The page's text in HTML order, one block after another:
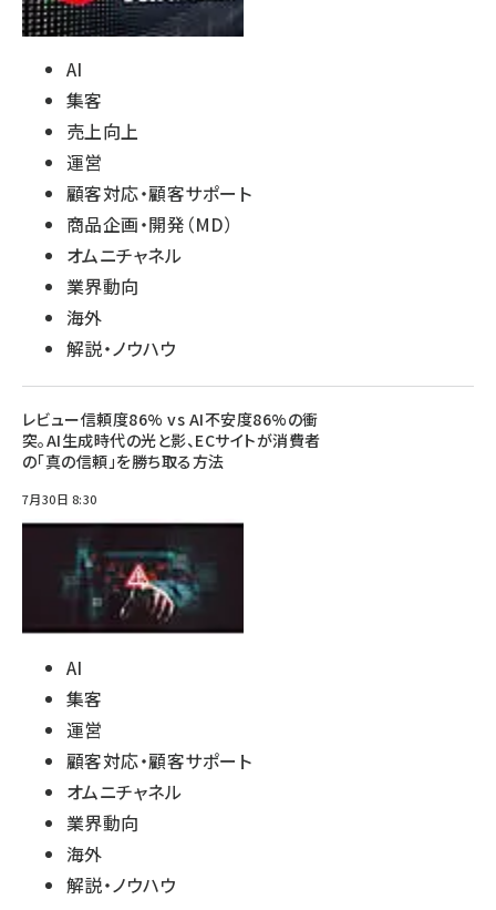
AI
集客
売上向上
運営
顧客対応・顧客サポート
商品企画・開発（MD）
オムニチャネル
業界動向
海外
解説・ノウハウ
レビュー信頼度86% vs AI不安度86%の衝
突。AI生成時代の光と影、ECサイトが消費者
の「真の信頼」を勝ち取る方法
7月30日 8:30
AI
集客
運営
顧客対応・顧客サポート
オムニチャネル
業界動向
海外
解説・ノウハウ